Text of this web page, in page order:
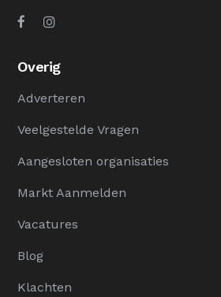
Overig
Adverteren
Veelgestelde Vragen
Aangesloten organisaties
Markt Aanmelden
Vacatures
Blog
Klachten